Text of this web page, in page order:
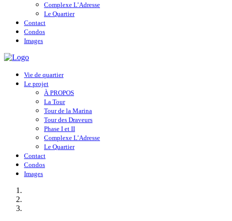
Complexe L’Adresse
Le Quartier
Contact
Condos
Images
Vie de quartier
Le projet
À PROPOS
La Tour
Tour de la Marina
Tour des Draveurs
Phase I et II
Complexe L’Adresse
Le Quartier
Contact
Condos
Images